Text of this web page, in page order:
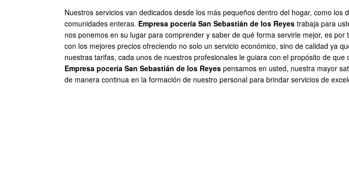
Nuestros servicios van dedicados desde los más pequeños dentro del hogar, como
comunidades enteras. Empresa pocería San Sebastián de los Reyes trabaja para
nos ponemos en su lugar para comprender y saber de qué forma servirle mejor, es
con los mejores precios ofreciendo no solo un servicio económico, sino de calidad ya
nuestras tarifas, cada unos de nuestros profesionales le guiara con el propósito de
Empresa pocería San Sebastián de los Reyes pensamos en usted, nuestra mayor
de manera continua en la formación de nuestro personal para brindar servicios de